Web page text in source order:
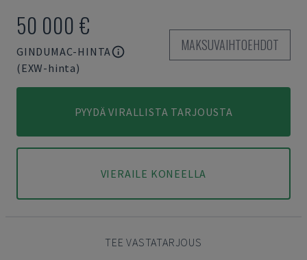
50 000 €
GINDUMAC-HINTA
(EXW-hinta)
MAKSUVAIHTOEHDOT
PYYDÄ VIRALLISTA TARJOUSTA
VIERAILE KONEELLA
TEE VASTATARJOUS